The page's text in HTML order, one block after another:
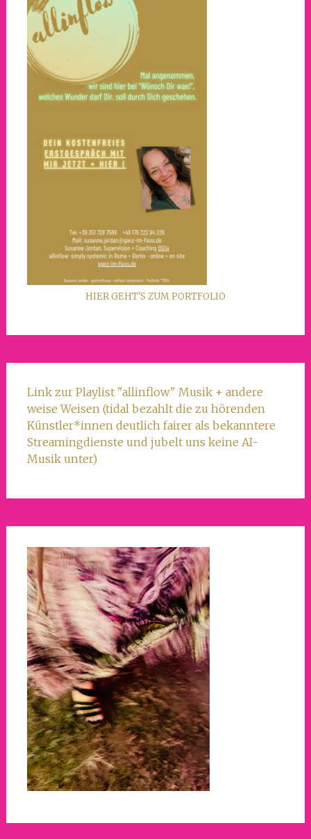
HIER GEHT'S ZUM PORTFOLIO
Link zur Playlist "allinflow" Musik + andere
weise Weisen (tidal bezahlt die zu hörenden
Künstler*innen deutlich fairer als bekanntere
Streamingdienste und jubelt uns keine AI-
Musik unter)